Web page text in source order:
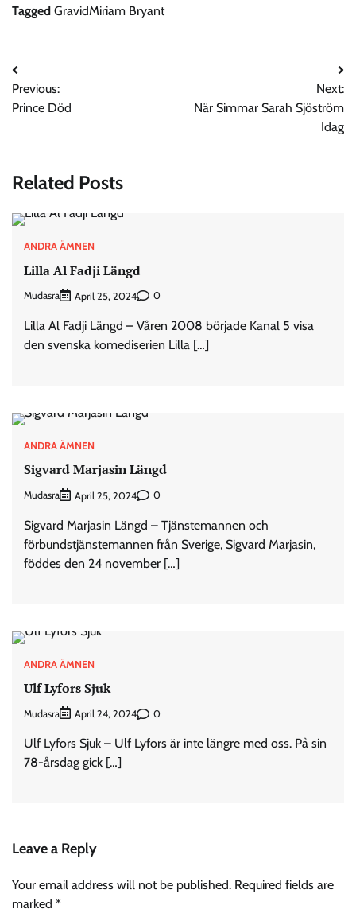
Tagged GravidMiriam Bryant
Post
navigation
Previous:
Prince Död
Next:
När Simmar Sarah Sjöström
Idag
Related Posts
ANDRA ÄMNEN
Lilla Al Fadji Längd
Mudasra April 25, 2024 0
Lilla Al Fadji Längd – Våren 2008 började Kanal 5 visa
den svenska komediserien Lilla […]
ANDRA ÄMNEN
Sigvard Marjasin Längd
Mudasra April 25, 2024 0
Sigvard Marjasin Längd – Tjänstemannen och
förbundstjänstemannen från Sverige, Sigvard Marjasin,
föddes den 24 november […]
ANDRA ÄMNEN
Ulf Lyfors Sjuk
Mudasra April 24, 2024 0
Ulf Lyfors Sjuk – Ulf Lyfors är inte längre med oss. På sin
78-årsdag gick […]
Leave a Reply
Your email address will not be published. Required fields are
marked *